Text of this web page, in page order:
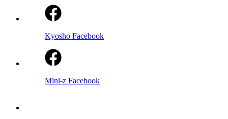
Kyosho Facebook
Mini-z Facebook